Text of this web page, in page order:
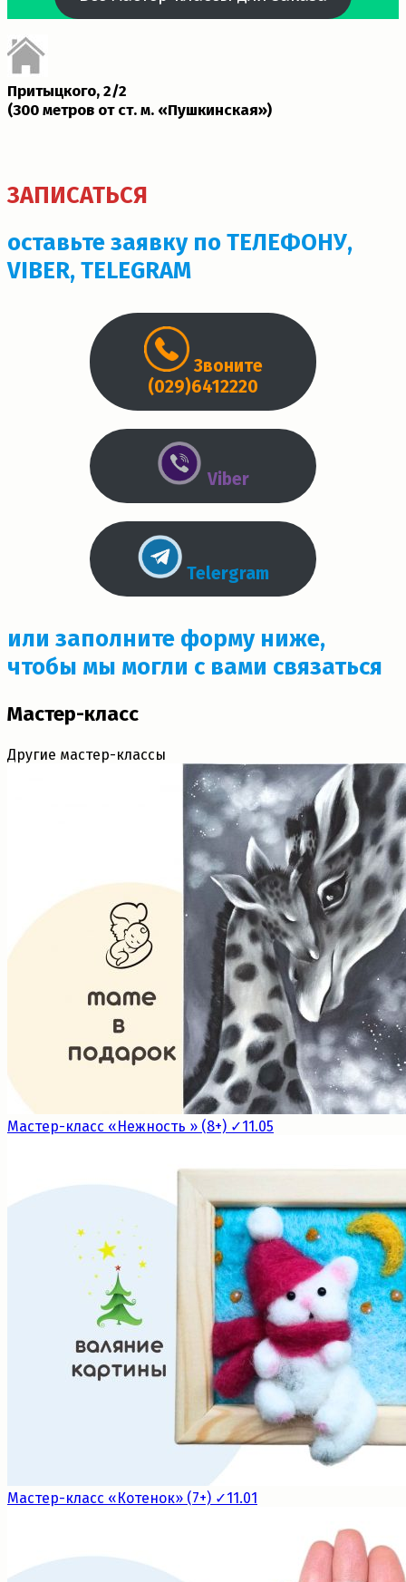
Притыцкого, 2/2
(300 метров от ст. м. «Пушкинская»)­
ЗАПИСАТЬСЯ
оставьте заявку по ТЕЛЕФОНУ,
VIBER, TELEGRAM
Звоните
(029)6412220
Viber
Telergram
или заполните форму ниже,
чтобы мы могли с вами связаться
Мастер-класс
Другие мастер-классы
Мастер-класс «Нежность » (8+) ✓11.05
Мастер-класс «Котенок» (7+) ✓11.01